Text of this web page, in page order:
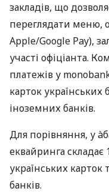
закладів, що
переглядати меню,
Apple/Google Pay),
участі офіціанта.
платежів у
карток українських
іноземних банків.
Для порівняння, у
еквайринга складає
українських карток
банків.